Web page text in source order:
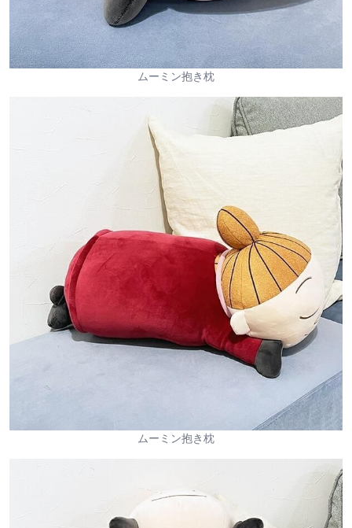
ムーミン抱き枕
ムーミン抱き枕